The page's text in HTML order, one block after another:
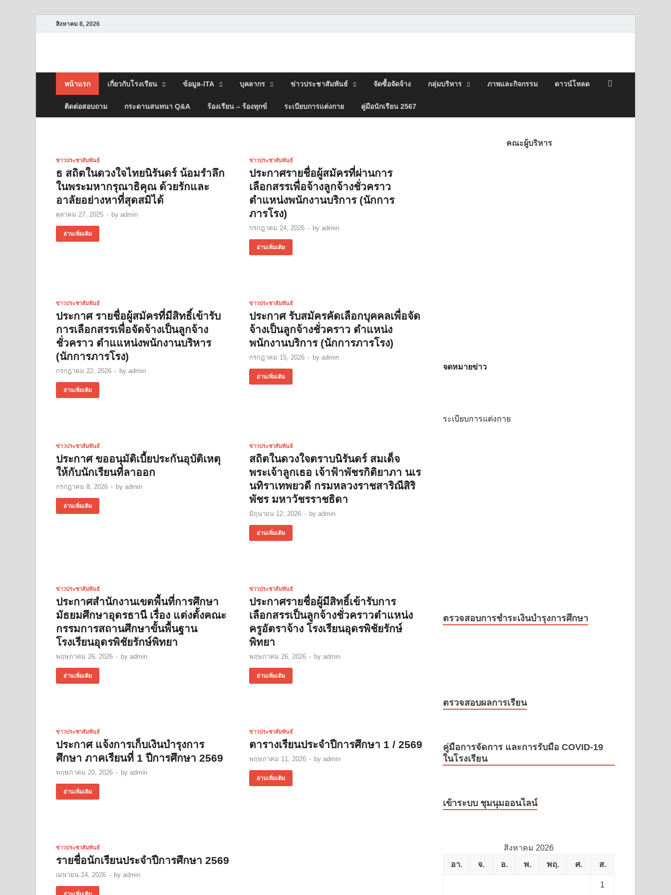
สิงหาคม 8, 2026
โรงเรียนอุดพิชัยรักษ์พิทยา Udonpichairakpittaya School
หน้าแรก เกี่ยวกับโรงเรียน ข้อมูล-ITA บุคลากร ข่าวประชาสัมพันธ์ จัดซื้อจัดจ้าง กลุ่มบริหาร ภาพและกิจกรรม ดาวน์โหลด
ติดต่อสอบถาม กระดานสนทนา Q&A ร้องเรียน – ร้องทุกข์ ระเบียบการแต่งกาย คู่มือนักเรียน 2567
ข่าวประชาสัมพันธ์
ธ สถิตในดวงใจไทยนิรันดร์ น้อมรำลึก
ในพระมหากรุณาธิคุณ ด้วยรักและ
อาลัยอย่างหาที่สุดสมิได้
ตุลาคม 27, 2025 - by admin
อ่านเพิ่มเติม
ข่าวประชาสัมพันธ์
ประกาศรายชื่อผู้สมัครที่ผ่านการ
เลือกสรรเพื่อจ้างลูกจ้างชั่วคราว
ตำแหน่งพนักงานบริการ (นักการ
ภารโรง)
กรกฎาคม 24, 2026 - by admin
อ่านเพิ่มเติม
ข่าวประชาสัมพันธ์
ประกาศ รายชื่อผู้สมัครที่มีสิทธิ์เข้ารับ
การเลือกสรรเพื่อจัดจ้างเป็นลูกจ้าง
ชั่วคราว ตำแแหน่งพนักงานบริหาร
(นักการภารโรง)
กรกฎาคม 22, 2026 - by admin
อ่านเพิ่มเติม
ข่าวประชาสัมพันธ์
ประกาศ รับสมัครคัดเลือกบุคคลเพื่อจัด
จ้างเป็นลูกจ้างชั่วคราว ตำแหน่ง
พนักงานบริการ (นักการภารโรง)
กรกฎาคม 15, 2026 - by admin
อ่านเพิ่มเติม
ข่าวประชาสัมพันธ์
ประกาศ ขออนุมัติเบี้ยประกันอุบัติเหตุ
ให้กับนักเรียนที่ลาออก
กรกฎาคม 8, 2026 - by admin
อ่านเพิ่มเติม
ข่าวประชาสัมพันธ์
สถิตในดวงใจตราบนิรันดร์ สมเด็จ
พระเจ้าลูกเธอ เจ้าฟ้าพัชรกิติยาภา นเร
นทิราเทพยวดี กรมหลวงราชสาริณีสิริ
พัชร มหาวัชรราชธิดา
มิถุนายน 12, 2026 - by admin
อ่านเพิ่มเติม
ข่าวประชาสัมพันธ์
ประกาศสำนักงานเขตพื้นที่การศึกษา
มัธยมศึกษาอุดรธานี เรื่อง แต่งตั้งคณะ
กรรมการสถานศึกษาขั้นพื้นฐาน
โรงเรียนอุดรพิชัยรักษ์พิทยา
พฤษภาคม 26, 2026 - by admin
อ่านเพิ่มเติม
ข่าวประชาสัมพันธ์
ประกาศรายชื่อผู้มีสิทธิ์เข้ารับการ
เลือกสรรเป็นลูกจ้างชั่วคราวตำแหน่ง
ครูอัตราจ้าง โรงเรียนอุดรพิชัยรักษ์
พิทยา
พฤษภาคม 26, 2026 - by admin
อ่านเพิ่มเติม
ข่าวประชาสัมพันธ์
ประกาศ แจ้งการเก็บเงินบำรุงการ
ศึกษา ภาคเรียนที่ 1 ปีการศึกษา 2569
พฤษภาคม 20, 2026 - by admin
อ่านเพิ่มเติม
ข่าวประชาสัมพันธ์
ตารางเรียนประจำปีการศึกษา 1 / 2569
พฤษภาคม 11, 2026 - by admin
อ่านเพิ่มเติม
ข่าวประชาสัมพันธ์
รายชื่อนักเรียนประจำปีการศึกษา 2569
เมษายน 24, 2026 - by admin
คณะผู้บริหาร
จดหมายข่าว
ระเบียบการแต่งกาย
ตรวจสอบการชำระเงินบำรุงการศึกษา
ตรวจสอบผลการเรียน
คู่มือการจัดการ และการรับมือ COVID-19
ในโรงเรียน
เข้าระบบ ชุมนุมออนไลน์
สิงหาคม 2026
อา.
จ. อ. พ. พฤ. ศ. ส.
1